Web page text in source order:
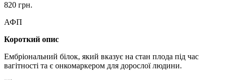
820 грн.
АФП
Короткий опис
Ембріональний білок, який вказує на стан плода під час
вагітності та є онкомаркером для дорослої людини.